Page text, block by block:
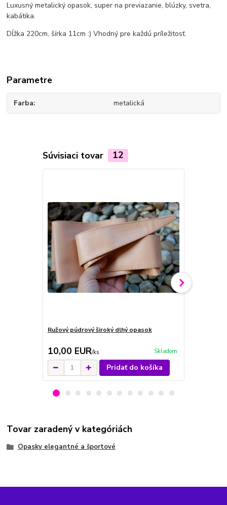
Luxusný metalický opasok, super na previazanie, blúzky, svetra,
kabátika.
Dĺžka 220cm, šírka 11cm :) Vhodný pre každú príležitosť.
Parametre
Farba metalická
Súvisiaci tovar 12
Ružový púdrový široký dlhý opasok
10,00 EUR/ks Skladom
Pridať do košíka
Tovar zaradený v kategóriách
Opasky elegantné a športové